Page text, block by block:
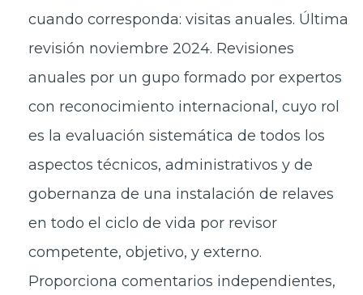
cuando corresponda: visitas anuales. Última
revisión noviembre 2024. Revisiones
anuales por un gupo formado por expertos
con reconocimiento internacional, cuyo rol
es la evaluación sistemática de todos los
aspectos técnicos, administrativos y de
gobernanza de una instalación de relaves
en todo el ciclo de vida por revisor
competente, objetivo, y externo.
Proporciona comentarios independientes,